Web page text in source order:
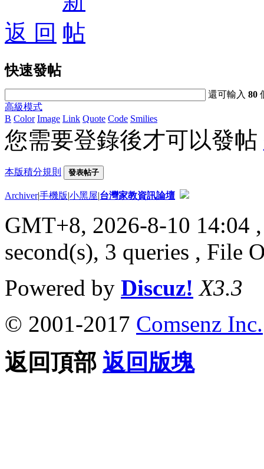
返 回
快速發帖
還可輸入80
高級模式
B Color Image Link Quote Code Smilies
您需要登錄後才可以發帖
本版積分規則 發表帖子
Archiver|手機版|小黑屋|台灣家教資訊論壇
GMT+8, 2026-8-10 14:04
second(s), 3 queries , File
Powered by Discuz! X3.3
© 2001-2017 Comsenz Inc.
返回頂部 返回版塊